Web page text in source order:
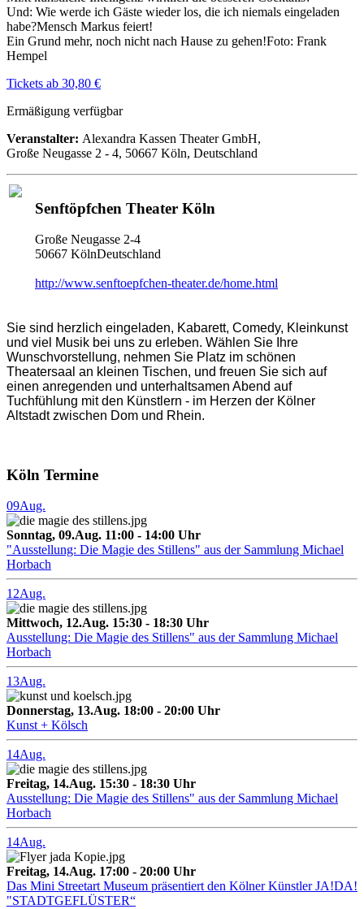
Und: Wie werde ich Gäste wieder los, die ich niemals eingeladen
habe?Mensch Markus feiert!
Ein Grund mehr, noch nicht nach Hause zu gehen!Foto: Frank
Hempel
Tickets ab 30,80 €
Ermäßigung verfügbar
Veranstalter: Alexandra Kassen Theater GmbH,
Große Neugasse 2 - 4, 50667 Köln, Deutschland
Senftöpfchen Theater Köln
Große Neugasse 2-4
50667 KölnDeutschland
http://www.senftoepfchen-theater.de/home.html
Sie sind herzlich eingeladen, Kabarett, Comedy, Kleinkunst
und viel Musik bei uns zu erleben. Wählen Sie Ihre
Wunschvorstellung, nehmen Sie Platz im schönen
Theatersaal an kleinen Tischen, und freuen Sie sich auf
einen anregenden und unterhaltsamen Abend auf
Tuchfühlung mit den Künstlern - im Herzen der Kölner
Altstadt zwischen Dom und Rhein.
Köln Termine
09Aug.
Sonntag, 09.Aug. 11:00 - 14:00 Uhr
"Ausstellung: Die Magie des Stillens" aus der Sammlung Michael
Horbach
12Aug.
Mittwoch, 12.Aug. 15:30 - 18:30 Uhr
Ausstellung: Die Magie des Stillens" aus der Sammlung Michael
Horbach
13Aug.
Donnerstag, 13.Aug. 18:00 - 20:00 Uhr
Kunst + Kölsch
14Aug.
Freitag, 14.Aug. 15:30 - 18:30 Uhr
Ausstellung: Die Magie des Stillens" aus der Sammlung Michael
Horbach
14Aug.
Freitag, 14.Aug. 17:00 - 20:00 Uhr
Das Mini Streetart Museum präsentiert den Kölner Künstler JA!DA!
"STADTGEFLÜSTER“